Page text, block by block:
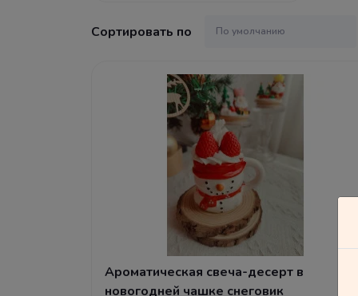
Сортировать по
Ароматическая свеча-десерт в
новогодней чашке снеговик